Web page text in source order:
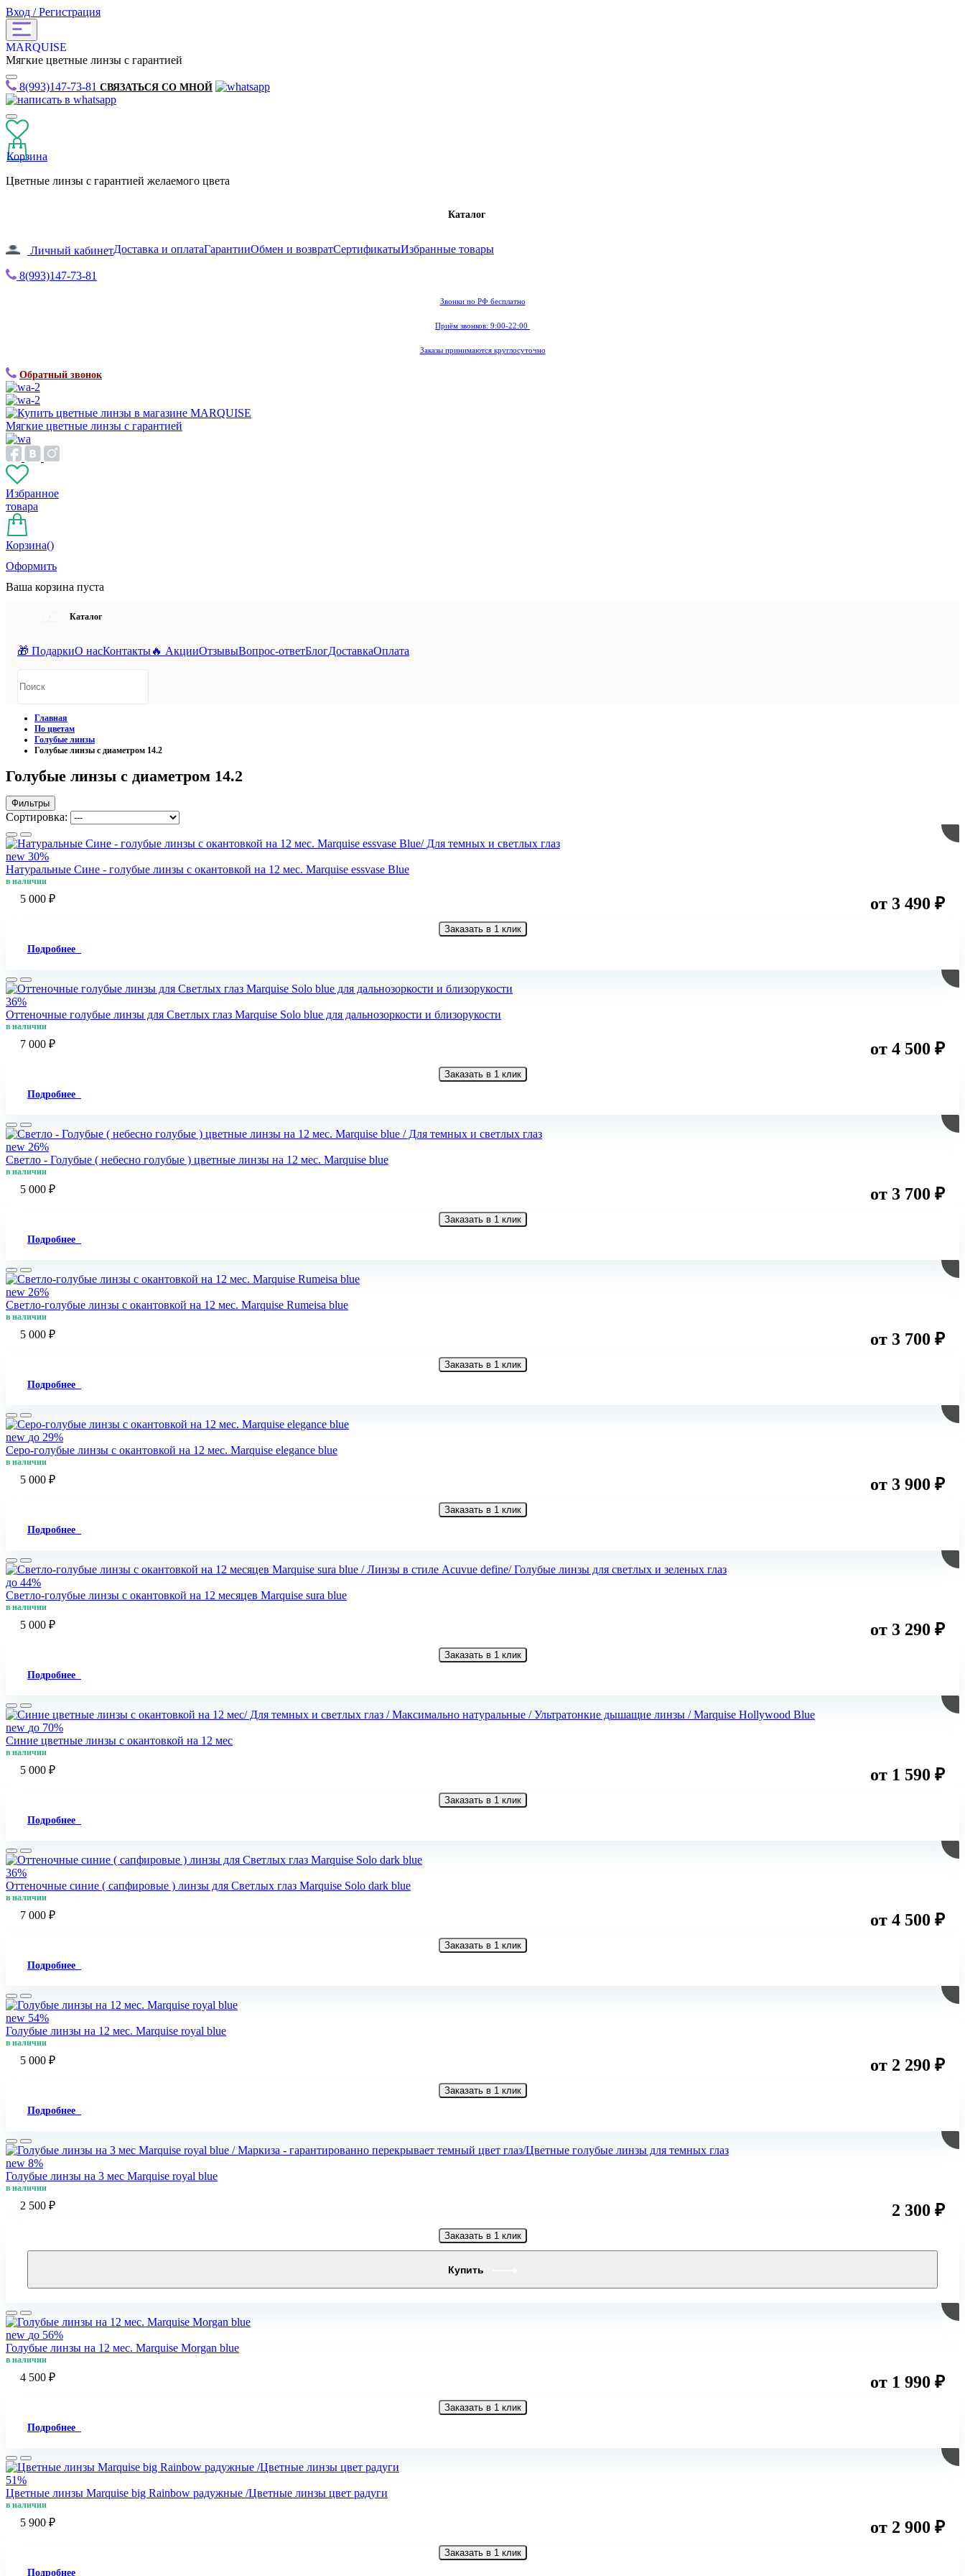
Вход / Регистрация
MARQUISE
Мягкие цветные линзы с гарантией
8(993)147-73-81 СВЯЗАТЬСЯ СО МНОЙ
Корзина
Цветные линзы с гарантией желаемого цвета
Каталог
Личный кабинетДоставка и оплатаГарантииОбмен и возвратСертификатыИзбранные товары
8(993)147-73-81
Звонки по РФ бесплатно
Приём звонков: 9:00-22:00
Заказы принимаются круглосуточно
Обратный звонок
Мягкие цветные линзы с гарантией
Избранное
товара
Корзина()
Оформить
Ваша корзина пуста
Каталог
🎁 ПодаркиО насКонтакты🔥 АкцииОтзывыВопрос-ответБлогДоставкаОплата
Главная
По цветам
Голубые линзы
Голубые линзы с диаметром 14.2
Голубые линзы с диаметром 14.2
Фильтры
Сортировка:
new 30%
Натуральные Сине - голубые линзы c окантовкой на 12 мес. Marquise essvase Blue
в наличии
5 000 ₽ от 3 490 ₽
Заказать в 1 клик
Подробнее
36%
Оттеночные голубые линзы для Светлых глаз Marquise Solo blue для дальнозоркости и близорукости
в наличии
7 000 ₽ от 4 500 ₽
Заказать в 1 клик
Подробнее
new 26%
Светло - Голубые ( небесно голубые ) цветные линзы на 12 мес. Marquise blue
в наличии
5 000 ₽ от 3 700 ₽
Заказать в 1 клик
Подробнее
new 26%
Светло-голубые линзы c окантовкой на 12 мес. Marquise Rumeisa blue
в наличии
5 000 ₽ от 3 700 ₽
Заказать в 1 клик
Подробнее
new до 29%
Серо-голубые линзы c окантовкой на 12 мес. Marquise elegance blue
в наличии
5 000 ₽ от 3 900 ₽
Заказать в 1 клик
Подробнее
до 44%
Светло-голубые линзы с окантовкой на 12 месяцев Marquise sura blue
в наличии
5 000 ₽ от 3 290 ₽
Заказать в 1 клик
Подробнее
new до 70%
Синие цветные линзы c окантовкой на 12 мес
в наличии
5 000 ₽ от 1 590 ₽
Заказать в 1 клик
Подробнее
36%
Оттеночные синие ( сапфировые ) линзы для Светлых глаз Marquise Solo dark blue
в наличии
7 000 ₽ от 4 500 ₽
Заказать в 1 клик
Подробнее
new 54%
Голубые линзы на 12 мес. Marquise royal blue
в наличии
5 000 ₽ от 2 290 ₽
Заказать в 1 клик
Подробнее
new 8%
Голубые линзы на 3 мес Marquise royal blue
в наличии
2 500 ₽ 2 300 ₽
Заказать в 1 клик
new до 56%
Голубые линзы на 12 мес. Marquise Morgan blue
в наличии
4 500 ₽ от 1 990 ₽
Заказать в 1 клик
Подробнее
51%
Цветные линзы Marquise big Rainbow радужные /Цветные линзы цвет радуги
в наличии
5 900 ₽ от 2 900 ₽
Заказать в 1 клик
Подробнее